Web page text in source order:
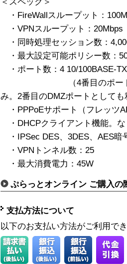
・FireWallスループット：
・VPNスループット：20Mbps
・同時処理セッション数：
・最大設定可能ポリシー数：
・ポート数：4 10/100BASE-TX
（4番目のポートは最
み。2番目のDMZポートとして
・PPPoEサポート（フレッツ
・DHCPクライアント機能。
・IPSec DES、3DES、AES暗
・VPNトンネル数：25
・最大消費電力：45W
ぷらっとオンライン ご購入の
支払方法について
以下のお支払い方法がご利用で